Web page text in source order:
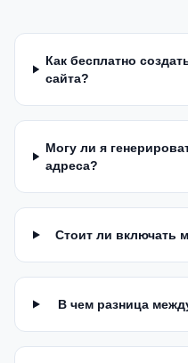
Как бесплатно
сайта?
Могу ли я
адреса?
Стоит ли включать
В чем разница